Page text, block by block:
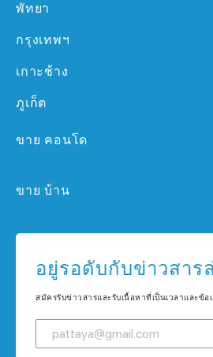
พัทยา
กรุงเทพฯ
เกาะช้าง
ภูเก็ต
ขาย คอนโด
คอนโด ใน เกาะช้าง
คอนโด ใน ภูเก็ต
ขาย บ้าน
บ้าน ใน ภูเก็ต
อยู่รอดับกับข่าวสาร
สมัครรับข่าวสารและรับเนื้อหาที่เป็นเวลาและข้